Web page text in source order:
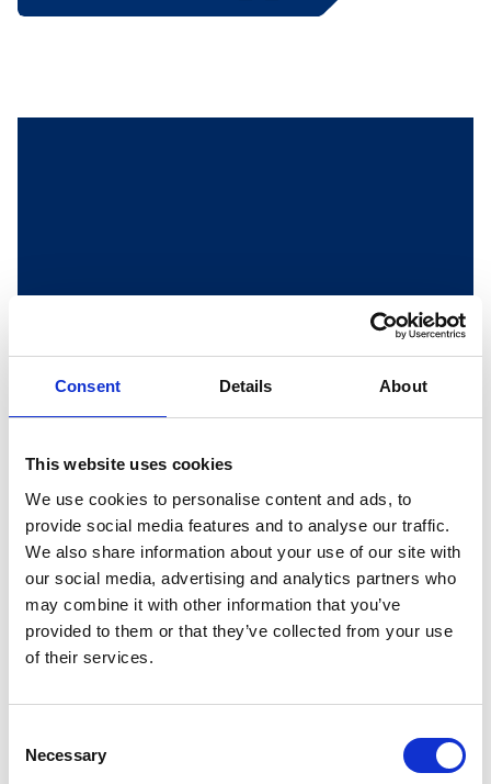
Consent Details About
This website uses cookies
We use cookies to personalise content and ads, to
provide social media features and to analyse our traffic.
We also share information about your use of our site with
our social media, advertising and analytics partners who
may combine it with other information that you’ve
provided to them or that they’ve collected from your use
of their services.
Selection
Necessary
Langrenn på toppen av
Storenos
Ta heisen opp til Storenos, hvor nydelige
høyfjellsløyper venter deg. Vær imidlertid
oppmerksom på noen krevende utforkjøringer
når du skal ned igjen.
Med langrennsski i stolheisen er det noen regler
- Du må ha keycard som er lastet opp for bruk i
stolheis. Har du ikke allerede dagskort eller